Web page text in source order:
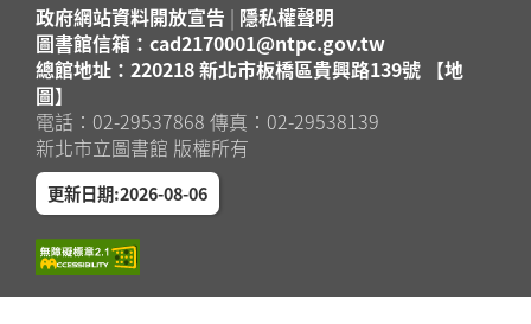
政府網站資料開放宣告 | 隱私權聲明
圖書館信箱：cad2170001@ntpc.gov.tw
總館地址：220218 新北市板橋區貴興路139號 【地
圖】
電話：02-29537868 傳真：02-29538139
新北市立圖書館 版權所有
更新日期:2026-08-06